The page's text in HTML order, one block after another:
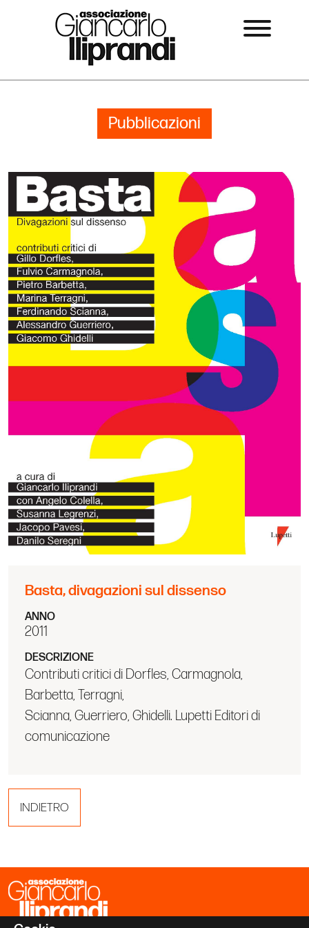
Pubblicazioni
Basta, divagazioni sul dissenso
ANNO
2011
DESCRIZIONE
Contributi critici di Dorfles, Carmagnola,
Barbetta, Terragni,
Scianna, Guerriero, Ghidelli. Lupetti Editori di
comunicazione
INDIETRO